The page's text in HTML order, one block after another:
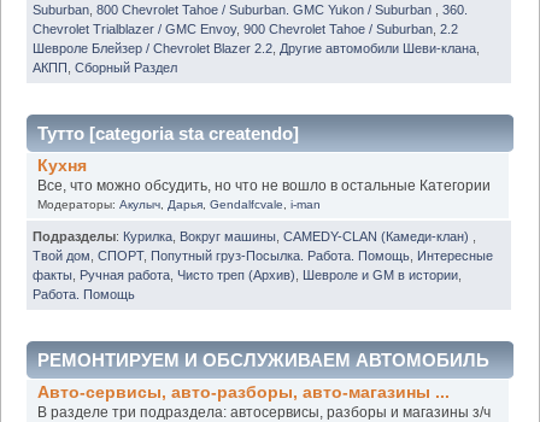
Suburban 800 Chevrolet Tahoe / Suburban. GMC Yukon / Suburban
360.
Chevrolet Trialblazer / GMC Envoy, 900 Chevrolet Tahoe / Suburban 2.2
Шевроле Блейзер / Chevrolet Blazer 2.2 Другие автомобили Шеви-клана
АКПП Сборный Раздел
Тутто [categoria sta createndo]
Кухня
Все, что можно обсудить, но что не вошло в остальные Категории
Модераторы: Акулыч, Дарья, Gendalfcvale i-man
Подразделы: Курилка Вокруг машины CAMEDY-CLAN (Камеди-клан)
Твой дом СПОРТ, Попутный груз-Посылка. Работа. Помощь Интересные
факты Ручная работа Чисто треп (Архив) Шевроле и GM в истории
Работа. Помощь
РЕМОНТИРУЕМ И ОБСЛУЖИВАЕМ АВТОМОБИЛЬ
Авто-сервисы, авто-разборы, авто-магазины ...
В разделе три подраздела: автосервисы, разборы и магазины з/ч